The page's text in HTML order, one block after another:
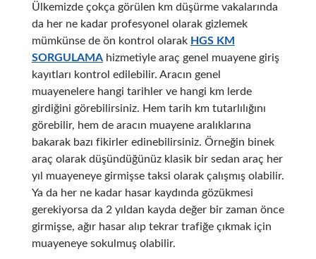
Ülkemizde çokça görülen km düşürme vakalarında
da her ne kadar profesyonel olarak gizlemek
mümkünse de ön kontrol olarak HGS KM
SORGULAMAhizmetiyle araç genel muayene giriş
kayıtları kontrol edilebilir. Aracın genel
muayenelere hangi tarihler ve hangi km lerde
girdiğini görebilirsiniz. Hem tarih km tutarlılığını
görebilir, hem de aracın muayene aralıklarına
bakarak bazı fikirler edinebilirsiniz. Örneğin binek
araç olarak düşündüğünüz klasik bir sedan araç her
yıl muayeneye girmişse taksi olarak çalışmış olabilir.
Ya da her ne kadar hasar kaydında gözükmesi
gerekiyorsa da 2 yıldan kayda değer bir zaman önce
girmişse, ağır hasar alıp tekrar trafiğe çıkmak için
muayeneye sokulmuş olabilir.